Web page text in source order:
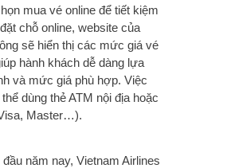
mua vé online để tiết kiệm
chỗ online, website của
sẽ hiển thị các mức giá vé
hành khách dễ dàng lựa
và mức giá phù hợp. Việc
dùng thẻ ATM nội địa hoặc
Master…).
năm nay, Vietnam Airlines